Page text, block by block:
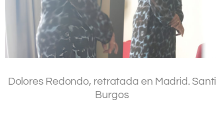
Dolores Redondo, retratada en Madrid. Santi
Burgos